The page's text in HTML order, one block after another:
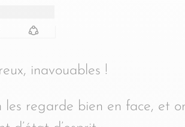
inavouables !
regarde bien en face, et